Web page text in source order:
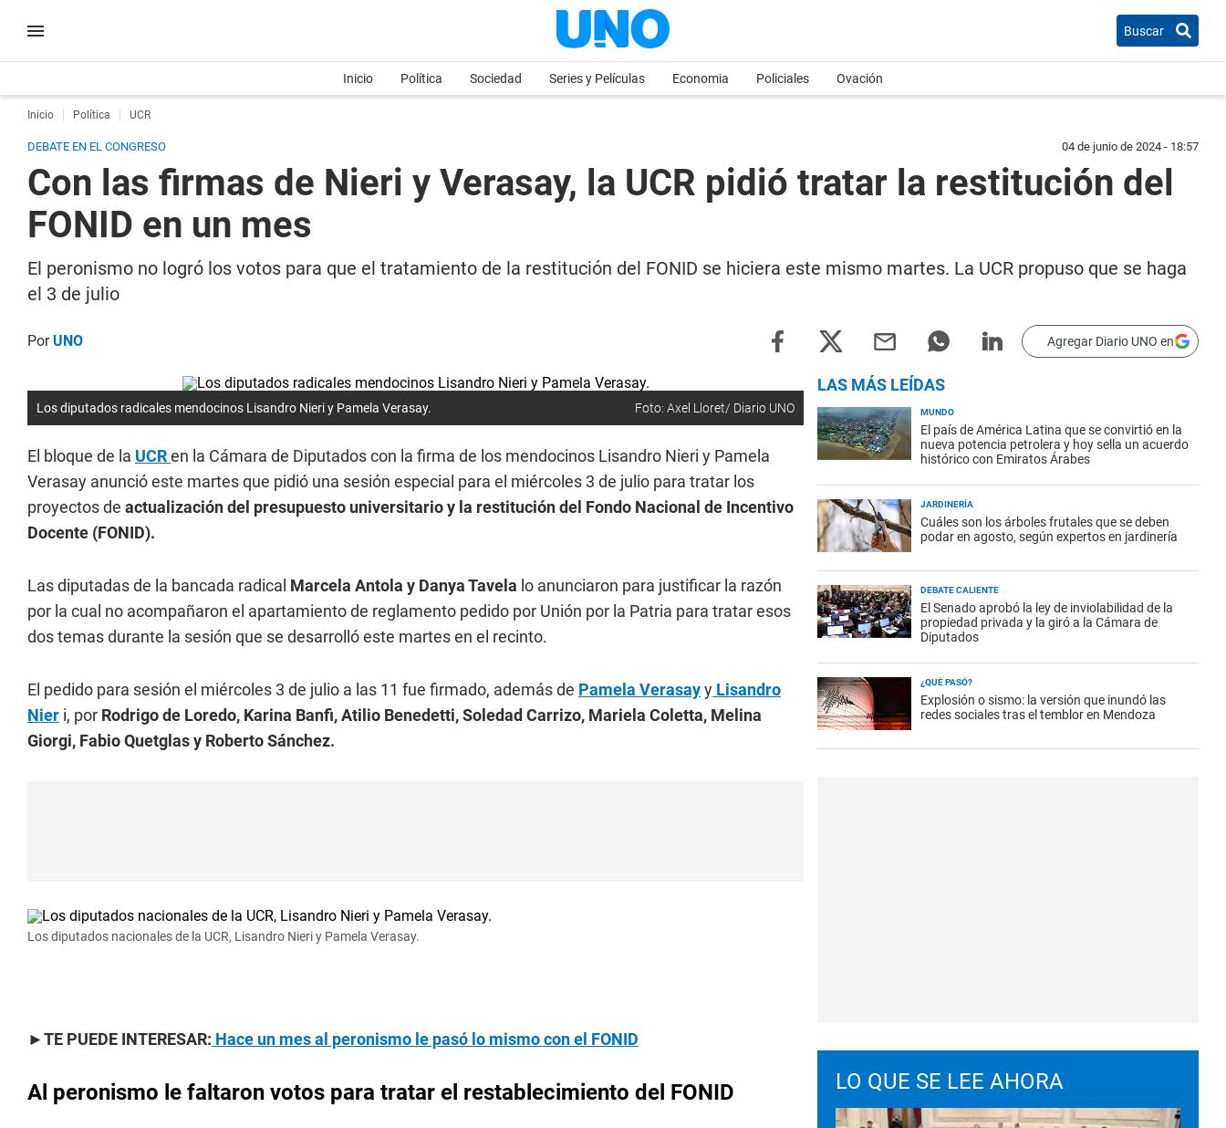
Buscar
Inicio Política Sociedad Series y Películas Economia Policiales Ovación
Inicio Política UCR
DEBATE EN EL CONGRESO 04 de junio de 2024 - 18:57
Con las firmas de Nieri y Verasay, la UCR pidió tratar la restitución del
FONID en un mes
El peronismo no logró los votos para que el tratamiento de la restitución del FONID se hiciera este mismo martes. La UCR propuso que se haga
el 3 de julio
PorUNO Agregar Diario UNO en
Los diputados radicales mendocinos Lisandro Nieri y Pamela Verasay. Foto: Axel Lloret/ Diario UNO
El bloque de la UCRen la Cámara de Diputados con la firma de los mendocinos Lisandro Nieri y Pamela
Verasay anunció este martes que pidió una sesión especial para el miércoles 3 de julio para tratar los
proyectos de actualización del presupuesto universitario y la restitución del Fondo Nacional de Incentivo
Docente (FONID).
Las diputadas de la bancada radical Marcela Antola y Danya Tavela lo anunciaron para justificar la razón
por la cual no acompañaron el apartamiento de reglamento pedido por Unión por la Patria para tratar esos
dos temas durante la sesión que se desarrolló este martes en el recinto.
El pedido para sesión el miércoles 3 de julio a las 11 fue firmado, además de Pamela Verasayy Lisandro
Nier i, por Rodrigo de Loredo, Karina Banfi, Atilio Benedetti, Soledad Carrizo, Mariela Coletta, Melina
Giorgi, Fabio Quetglas y Roberto Sánchez.
Los diputados nacionales de la UCR, Lisandro Nieri y Pamela Verasay.
►TE PUEDE INTERESAR: Hace un mes al peronismo le pasó lo mismo con el FONID
Al peronismo le faltaron votos para tratar el restablecimiento del FONID
LAS MÁS LEÍDAS
MUNDO
El país de América Latina que se convirtió en la
nueva potencia petrolera y hoy sella un acuerdo
histórico con Emiratos Árabes
JARDINERÍA
Cuáles son los árboles frutales que se deben
podar en agosto, según expertos en jardinería
DEBATE CALIENTE
El Senado aprobó la ley de inviolabilidad de la
propiedad privada y la giró a la Cámara de
Diputados
¿QUÉ PASÓ?
Explosión o sismo: la versión que inundó las
redes sociales tras el temblor en Mendoza
LO QUE SE LEE AHORA